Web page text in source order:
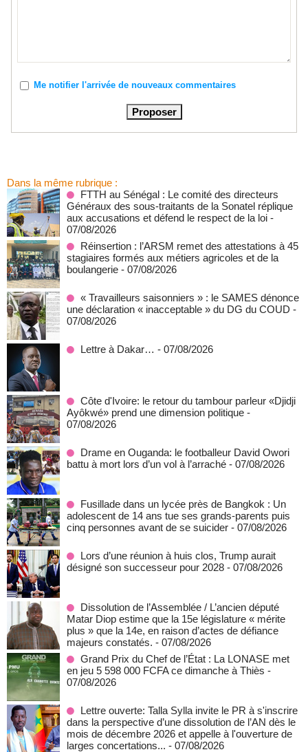
Me notifier l'arrivée de nouveaux commentaires
Dans la même rubrique :
FTTH au Sénégal : Le comité des directeurs
Généraux des sous-traitants de la Sonatel réplique
aux accusations et défend le respect de la loi -
07/08/2026
Réinsertion : l’ARSM remet des attestations à 45
stagiaires formés aux métiers agricoles et de la
boulangerie - 07/08/2026
« Travailleurs saisonniers » : le SAMES dénonce
une déclaration « inacceptable » du DG du COUD -
07/08/2026
Lettre à Dakar… - 07/08/2026
Côte d'Ivoire: le retour du tambour parleur «Djidji
Ayôkwé» prend une dimension politique -
07/08/2026
Drame en Ouganda: le footballeur David Owori
battu à mort lors d’un vol à l’arraché - 07/08/2026
Fusillade dans un lycée près de Bangkok : Un
adolescent de 14 ans tue ses grands-parents puis
cinq personnes avant de se suicider - 07/08/2026
Lors d’une réunion à huis clos, Trump aurait
désigné son successeur pour 2028 - 07/08/2026
Dissolution de l’Assemblée / L’ancien député
Matar Diop estime que la 15e législature « mérite
plus » que la 14e, en raison d’actes de défiance
majeurs constatés. - 07/08/2026
Grand Prix du Chef de l’État : La LONASE met
en jeu 5 598 000 FCFA ce dimanche à Thiès -
07/08/2026
Lettre ouverte: Talla Sylla invite le PR à s'inscrire
dans la perspective d’une dissolution de l’AN dès le
mois de décembre 2026 et appelle à l'ouverture de
larges concertations... - 07/08/2026